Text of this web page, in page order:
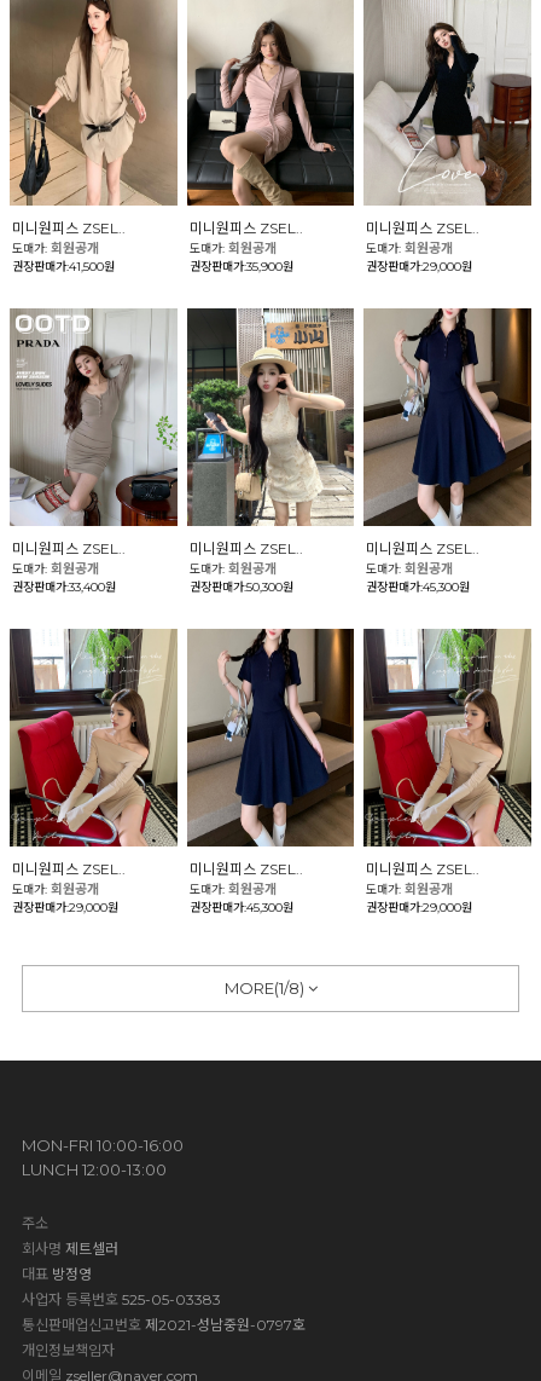
미니원피스 ZSEL..
도매가: 회원공개
권장판매가:41,500원
미니원피스 ZSEL..
도매가: 회원공개
권장판매가:35,900원
미니원피스 ZSEL..
도매가:회원공개
권장판매가:29,000원
미니원피스 ZSEL..
도매가: 회원공개
권장판매가:33,400원
미니원피스 ZSEL..
도매가: 회원공개
권장판매가:50,300원
미니원피스 ZSEL..
도매가:회원공개
권장판매가:45,300원
미니원피스 ZSEL..
도매가: 회원공개
권장판매가:29,000원
미니원피스 ZSEL..
도매가: 회원공개
권장판매가:45,300원
미니원피스 ZSEL..
도매가:회원공개
권장판매가:29,000원
MORE(1/8)
MON-FRI 10:00-16:00
LUNCH 12:00-13:00
주소
회사명 제트셀러
대표방정영
사업자 등록번호 525-05-03383
통신판매업신고번호 제2021-성남중원-0797호
개인정보책임자
이메일 zseller@naver.com